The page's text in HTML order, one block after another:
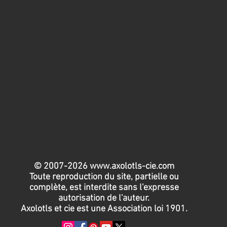
© 2007-2026 www.axolotls-cie.com
Toute reproduction du site, partielle ou
complète, est interdite sans l'expresse
autorisation de l'auteur.
Axolotls et cie est une Association loi 1901.